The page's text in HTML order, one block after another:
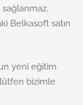
Belkasoft satın
yeni eğitim
lütfen bizimle